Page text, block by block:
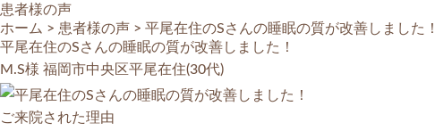
患者様の声
ホーム > 患者様の声 > 平尾在住のSさんの睡眠の質が改善しました！
平尾在住のSさんの睡眠の質が改善しました！
M.S様 福岡市中央区平尾在住(30代)
ご来院された理由